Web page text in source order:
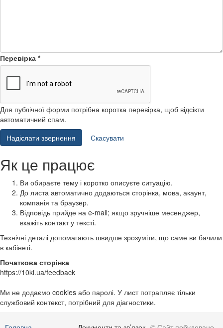
Перевірка *
Для публічної форми потрібна коротка перевірка, щоб відсікти
автоматичний спам.
Надіслати звернення
Скасувати
Як це працює
Ви обираєте тему і коротко описуєте ситуацію.
До листа автоматично додаються сторінка, мова, акаунт,
компанія та браузер.
Відповідь прийде на e-mail; якщо зручніше месенджер,
вкажіть контакт у тексті.
Технічні деталі допомагають швидше зрозуміти, що саме ви бачили
в кабінеті.
Початкова сторінка
https://10ki.ua/feedback
Ми не додаємо cookies або паролі. У лист потрапляє тільки
службовий контекст, потрібний для діагностики.